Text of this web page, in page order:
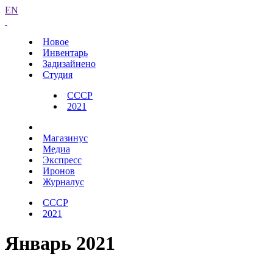
EN
Новое
Инвентарь
Задизайнено
Студия
СССР
2021
Магазинус
Медиа
Экспресс
Иронов
Журналус
СССР
2021
Январь 2021